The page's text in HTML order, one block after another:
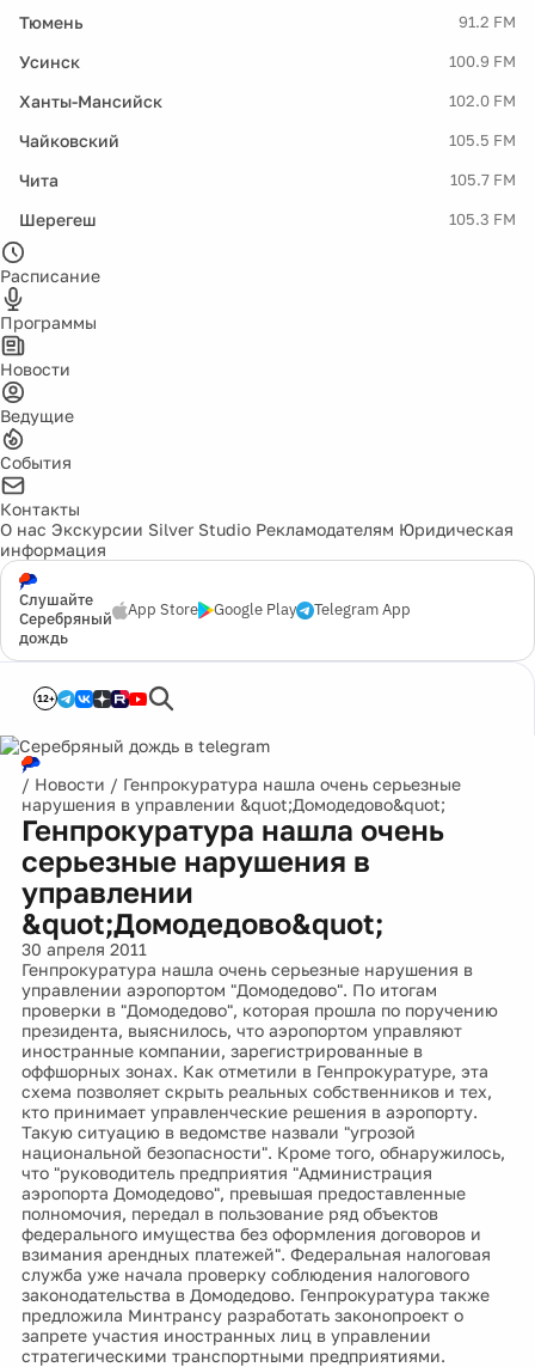
Тюмень 91.2 FM
Усинск 100.9 FM
Ханты-Мансийск 102.0 FM
Чайковский 105.5 FM
Чита 105.7 FM
Шерегеш 105.3 FM
Расписание
Программы
Новости
Ведущие
События
Контакты
О нас Экскурсии Silver Studio Рекламодателям Юридическая
информация
Слушайте
Серебряный
дождь
App Store Google Play Telegram App
12+
/ Новости / Генпрокуратура нашла очень серьезные
нарушения в управлении &quot;Домодедово&quot;
Генпрокуратура нашла очень
серьезные нарушения в
управлении
&quot;Домодедово&quot;
30 апреля 2011
Генпрокуратура нашла очень серьезные нарушения в
управлении аэропортом "Домодедово". По итогам
проверки в "Домодедово", которая прошла по поручению
президента, выяснилось, что аэропортом управляют
иностранные компании, зарегистрированные в
оффшорных зонах. Как отметили в Генпрокуратуре, эта
схема позволяет скрыть реальных собственников и тех,
кто принимает управленческие решения в аэропорту.
Такую ситуацию в ведомстве назвали "угрозой
национальной безопасности". Кроме того, обнаружилось,
что "руководитель предприятия "Администрация
аэропорта Домодедово", превышая предоставленные
полномочия, передал в пользование ряд объектов
федерального имущества без оформления договоров и
взимания арендных платежей". Федеральная налоговая
служба уже начала проверку соблюдения налогового
законодательства в Домодедово. Генпрокуратура также
предложила Минтрансу разработать законопроект о
запрете участия иностранных лиц в управлении
стратегическими транспортными предприятиями.